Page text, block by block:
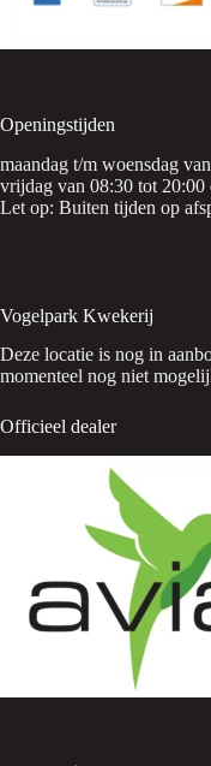
Openingstijden
maandag t/m woensdag
vrijdag van 08:30 tot 20:00
Let op: Buiten tijden op
Vogelpark Kwekerij
Deze locatie is nog in
momenteel nog niet
Officieel dealer